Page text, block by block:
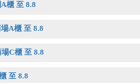
櫃 至 8.8
A櫃 至 8.8
C櫃 至 8.8
至 8.8